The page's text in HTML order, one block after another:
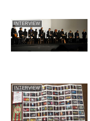
INTERVIEW
INTERVIEW